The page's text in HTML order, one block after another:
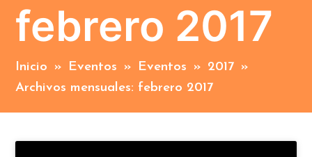
febrero 2017
Inicio » Eventos » Eventos » 2017 »
Archivos mensuales: febrero 2017